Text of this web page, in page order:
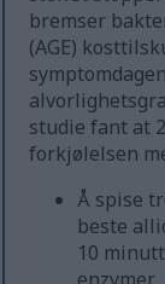
bremser
(AGE)
studie fant at
forkjølelsen
Å spise
beste
10